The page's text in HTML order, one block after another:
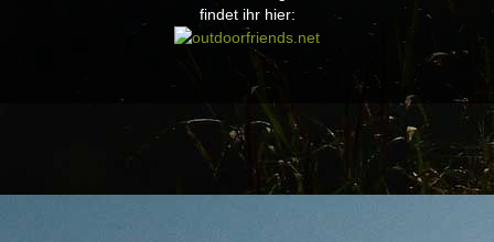
findet ihr hier: